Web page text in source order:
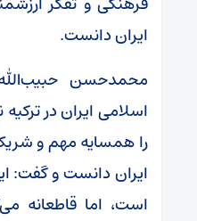
ایران دانست.
محمدحسن
اسلامی ایران در
را همسایه مهم و
است، اما قاطعانه